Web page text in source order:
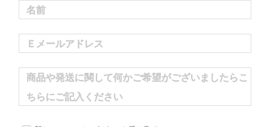
名前
Ｅメールアドレス
商品や発送に関して何かご希望がございましたらこ
ちらにご記入ください